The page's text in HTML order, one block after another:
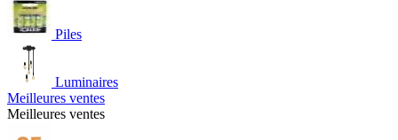
Piles
Luminaires
Meilleures ventes
Meilleures ventes